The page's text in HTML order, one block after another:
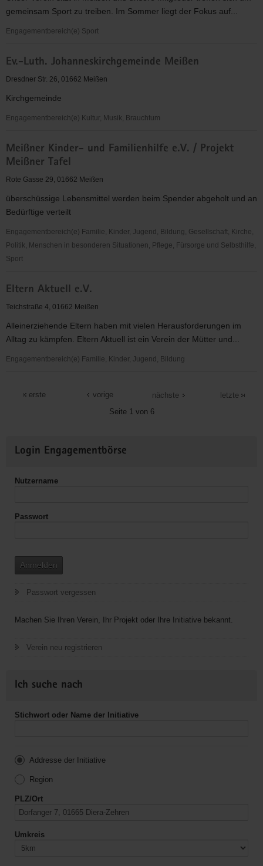
gemeinsam Sport zu treiben. Im Sommer liegt der Fokus auf...
Engagementbereich(e) Sport
und
Abenteuer
Ev.-Luth. Johanneskirchgemeinde Meißen
Dresdner Str. 26, 01662 Meißen
Kirchgemeinde
Engagementbereich(e) Kultur, Musik, Brauchtum
Luth.
Johanneskirchgemeinde
Meißen
Meißner Kinder- und Familienhilfe e.V. / Projekt
Meißner Tafel
Rote Gasse 29, 01662 Meißen
überschüssige Lebensmittel werden beim Spender abgeholt und an
Bedürftige verteilt
Engagementbereich(e) Familie, Kinder, Jugend, Bildung, Gesellschaft, Kirche,
Politik, Menschen in besonderen Situationen, Pflege, Fürsorge und Selbsthilfe,
Sport
Kinder-
und
e.V.
/
Projekt
Eltern Aktuell e.V.
Teichstraße 4, 01662 Meißen
Alleinerziehende Eltern haben mit vielen Herausforderungen im
Alltag zu kämpfen. Eltern Aktuell ist ein Verein der Mütter und...
Engagementbereich(e) Familie, Kinder, Jugend, Bildung
erste
vorige
Seite 1 von 6
nächste letzte
Informationen
Login Engagementbörse
Nutzername
Passwort
Anmelden
Passwort vergessen
Machen Sie Ihren Verein, Ihr Projekt oder Ihre Initiative bekannt.
Verein neu registrieren
Ich suche nach
Stichwort oder Name der Initiative
Addresse der Initiative
Region
PLZ/Ort
Umkreis